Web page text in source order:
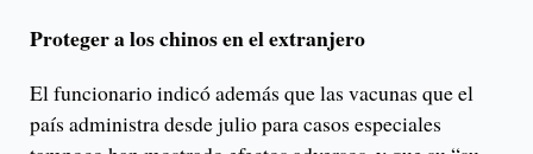
Proteger a los chinos en el extranjero
El funcionario indicó además que las vacunas que el
país administra desde julio para casos especiales